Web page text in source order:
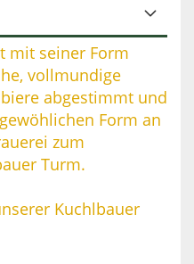
mit seiner Form
vollmundige
abgestimmt und
Form an
zum
Turm.
Kuchlbauer